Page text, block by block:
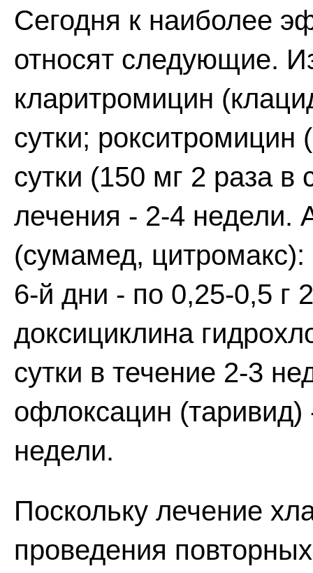
Сегодня к наиболее
относят следующие.
кларитромицин
сутки; рокситромицин
сутки (150 мг 2 раза в
лечения - 2-4 недели.
(сумамед,
6-й дни - по 0,25-0,5 г
доксициклина
сутки в течение 2-3
офлоксацин (таривид)
недели.
Поскольку лечение
проведения